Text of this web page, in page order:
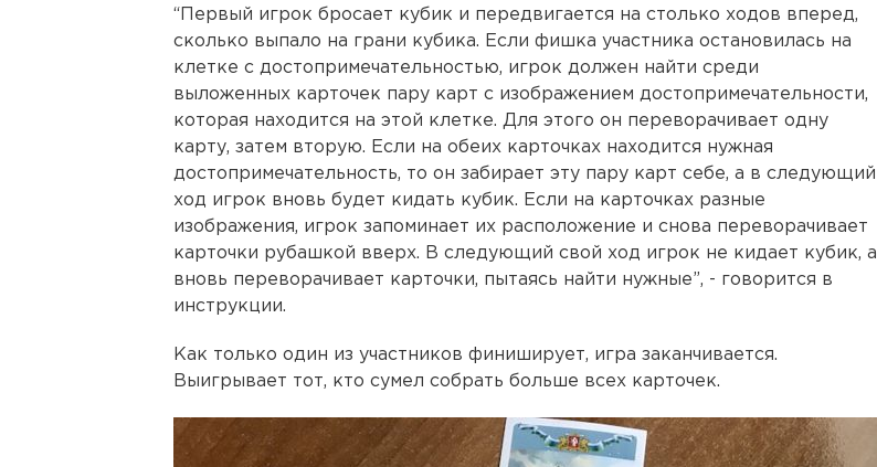
“Первый игрок бросает кубик и передвигается на столько ходов вперед,
сколько выпало на грани кубика. Если фишка участника остановилась на
клетке с достопримечательностью, игрок должен найти среди
выложенных карточек пару карт с изображением достопримечательности,
которая находится на этой клетке. Для этого он переворачивает одну
карту, затем вторую. Если на обеих карточках находится нужная
достопримечательность, то он забирает эту пару карт себе, а в следующий
ход игрок вновь будет кидать кубик. Если на карточках разные
изображения, игрок запоминает их расположение и снова переворачивает
карточки рубашкой вверх. В следующий свой ход игрок не кидает кубик, а
вновь переворачивает карточки, пытаясь найти нужные”, - говорится в
инструкции.
Как только один из участников финиширует, игра заканчивается.
Выигрывает тот, кто сумел собрать больше всех карточек.